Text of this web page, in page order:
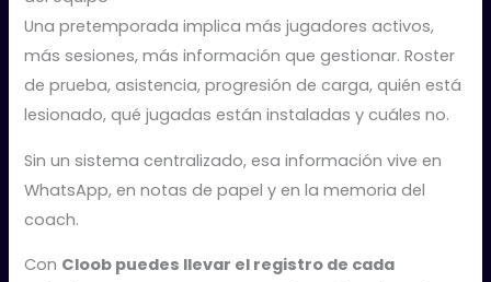
Una pretemporada implica más jugadores activos,
más sesiones, más información que gestionar. Roster
de prueba, asistencia, progresión de carga, quién está
lesionado, qué jugadas están instaladas y cuáles no.
Sin un sistema centralizado, esa información vive en
WhatsApp, en notas de papel y en la memoria del
coach.
Con Cloob puedes llevar el registro de cada